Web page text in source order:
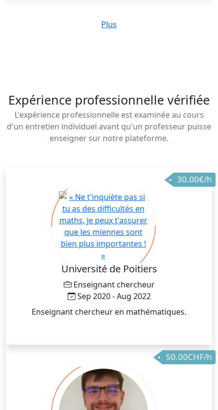
Plus
Expérience professionnelle vérifiée
L'expérience professionnelle est examinée au cours
d'un entretien individuel avant qu'un professeur puisse
enseigner sur notre plateforme.
30.00€/h
Université de Poitiers
Enseignant chercheur
Sep 2020 - Aug 2022
Enseignant chercheur en mathématiques.
50.00CHF/h